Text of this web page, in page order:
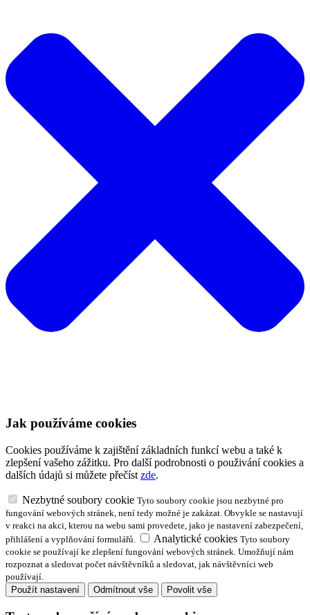
Jak používáme cookies
Cookies používáme k zajištění základních funkcí webu a také k
zlepšení vašeho zážitku. Pro další podrobnosti o použivání cookies a
dalších údajů si můžete přečíst zde.
Nezbytné soubory cookie Tyto soubory cookie jsou nezbytné pro
fungování webových stránek, není tedy možné je zakázat. Obvykle se nastavují
v reakci na akci, kterou na webu sami provedete, jako je nastavení zabezpečení,
přihlášení a vyplňování formulářů.
Analytické cookies Tyto soubory
cookie se používají ke zlepšení fungování webových stránek. Umožňují nám
rozpoznat a sledovat počet návštěvníků a sledovat, jak návštěvníci web
používají.
Použít nastavení
Odmítnout vše Povolit vše